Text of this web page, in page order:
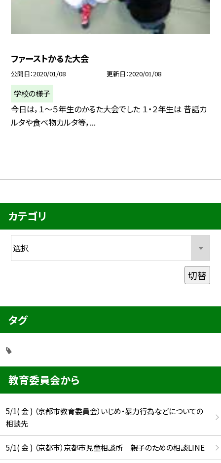
ファーストかるた大会
公開日 2020/01/08 更新日 2020/01/08
学校の様子
今日は，１〜５年生のかるた大会でした １・２年生は 昔話カ
ルタや食べ物カルタ等，...
カテゴリ
切替
タグ
教育委員会から
5/1( 金 ) （京都市教育委員会）いじめ・暴力行為などについての
相談先
5/1( 金 ) （京都市）京都市児童相談所 親子のための相談LINE